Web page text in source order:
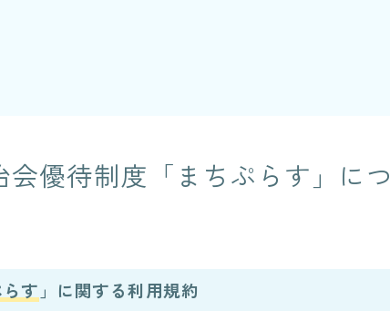
会優待制度「まちぷらす」につ
す 」に関する利用規約